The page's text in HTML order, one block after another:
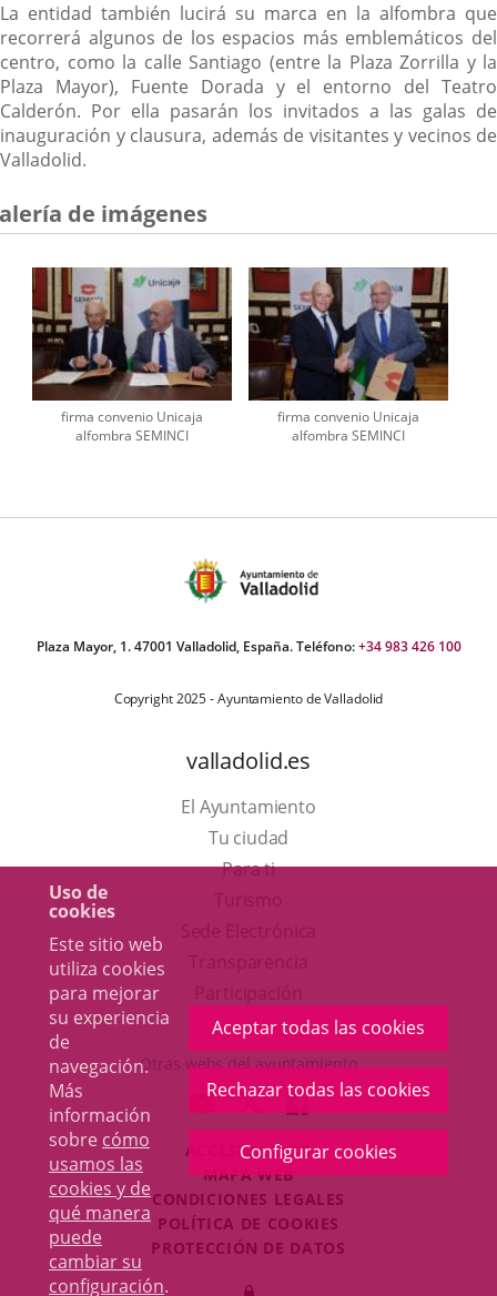
Uso de
cookies
Este sitio web
utiliza cookies
para mejorar
su experiencia
de
navegación.
Más
información
sobre cómo
usamos las
cookies y de
qué manera
puede
cambiar su
configuración.
Aceptar todas las cookies
Rechazar todas las cookies
Configurar cookies
La entidad también lucirá su marca en la alfombra que
recorrerá algunos de los espacios más emblemáticos del
centro, como la calle Santiago (entre la Plaza Zorrilla y la
Plaza Mayor), Fuente Dorada y el entorno del Teatro
Calderón. Por ella pasarán los invitados a las galas de
inauguración y clausura, además de visitantes y vecinos de
Valladolid.
de imágenes
firma convenio Unicaja
alfombra SEMINCI
firma convenio Unicaja
alfombra SEMINCI
Plaza Mayor, 1. 47001 Valladolid, España. Teléfono:+34 983 426 100
Copyright 2025 - Ayuntamiento de Valladolid
valladolid.es
El Ayuntamiento
Tu ciudad
Para ti
en
una
ventana
nueva.
aplicación
externa.
Otras webs del ayuntamiento
ENLACE
A
UNA
APLICACIÓN
EXTERNA.
ENLACE
A
UNA
APLICACIÓN
EXTERNA.
ENLACE
A
UNA
EXTERNA.
ACCESIBILIDAD
MAPA WEB
CONDICIONES LEGALES
POLÍTICA DE COOKIES
PROTECCIÓN DE DATOS
Iniciar